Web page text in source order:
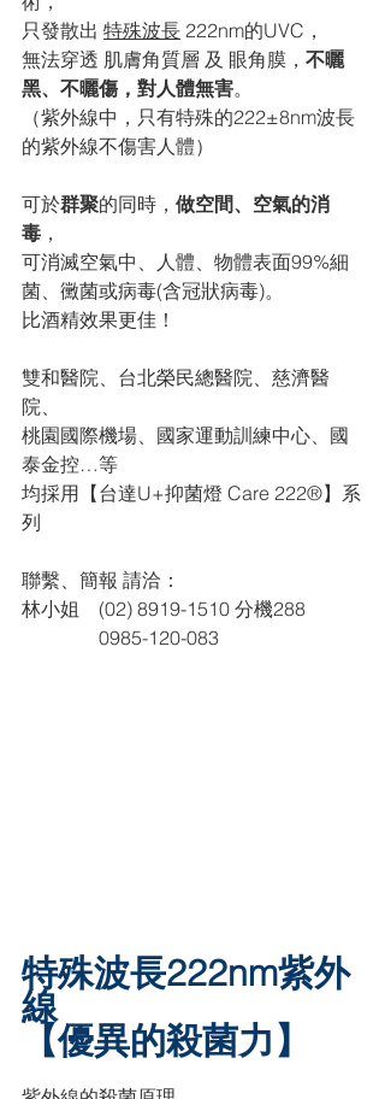
只發散出 特殊波長 222nm的UVC，
無法穿透 肌膚角質層 及 眼角膜， 不曬
黑、不曬傷，對人體無害。
（紫外線中，只有特殊的222±8nm波長
的紫外線不傷害人體）
可於群聚的同時， 做空間、空氣的消
毒 ，
可消滅空氣中、人體、物體表面99%細
菌、黴菌或病毒(含冠狀病毒)。
比酒精效果更佳！
雙和醫院、台北榮民總醫院、慈濟醫
院、
桃園國際機場、國家運動訓練中心、國
泰金控…等
均採用【台達U+抑菌燈 Care 222®】系
列
聯繫、簡報 請洽：
林小姐　(02) 8919-1510 分機288
0985-120-083
特殊波長222nm紫外
線
【優異的殺菌力】